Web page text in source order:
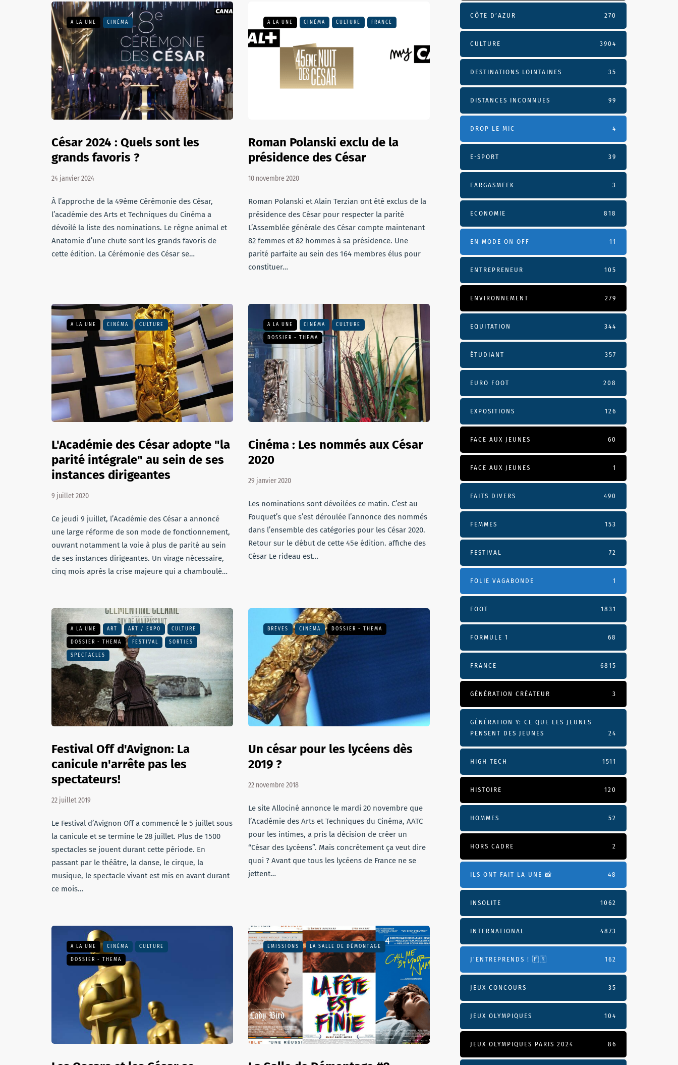
A LA UNE CINÉMA
César 2024 : Quels sont les
grands favoris ?
24 janvier 2024
À l’approche de la 49ème Cérémonie des César,
l’académie des Arts et Techniques du Cinéma a
dévoilé la liste des nominations. Le règne animal et
Anatomie d’une chute sont les grands favoris de
cette édition. La Cérémonie des César se…
A LA UNE CINÉMA CULTURE FRANCE
Roman Polanski exclu de la
présidence des César
10 novembre 2020
Roman Polanski et Alain Terzian ont été exclus de la
présidence des César pour respecter la parité
L’Assemblée générale des César compte maintenant
82 femmes et 82 hommes à sa présidence. Une
parité parfaite au sein des 164 membres élus pour
constituer…
A LA UNE CINÉMA CULTURE
L'Académie des César adopte "la
parité intégrale" au sein de ses
instances dirigeantes
9 juillet 2020
Ce jeudi 9 juillet, l’Académie des César a annoncé
une large réforme de son mode de fonctionnement,
ouvrant notamment la voie à plus de parité au sein
de ses instances dirigeantes. Un virage nécessaire,
cinq mois après la crise majeure qui a chamboulé…
A LA UNE CINÉMA CULTURE
DOSSIER - THEMA
Cinéma : Les nommés aux César
2020
29 janvier 2020
Les nominations sont dévoilées ce matin. C’est au
Fouquet’s que s’est déroulée l’annonce des nommés
dans l’ensemble des catégories pour les César 2020.
Retour sur le début de cette 45e édition. affiche des
César Le rideau est…
A LA UNE ART ART / EXPO CULTURE
DOSSIER - THEMA FESTIVAL SORTIES
SPECTACLES
Festival Off d'Avignon: La
canicule n'arrête pas les
spectateurs!
22 juillet 2019
Le Festival d’Avignon Off a commencé le 5 juillet sous
la canicule et se termine le 28 juillet. Plus de 1500
spectacles se jouent durant cette période. En
passant par le théâtre, la danse, le cirque, la
musique, le spectacle vivant est mis en avant durant
ce mois…
BRÈVES CINÉMA DOSSIER - THEMA
Un césar pour les lycéens dès
2019 ?
22 novembre 2018
Le site Allociné annonce le mardi 20 novembre que
l’Académie des Arts et Techniques du Cinéma, AATC
pour les intimes, a pris la décision de créer un
“César des Lycéens”. Mais concrètement ça veut dire
quoi ? Avant que tous les lycéens de France ne se
jettent…
A LA UNE CINÉMA CULTURE
DOSSIER - THEMA
EMISSIONS LA SALLE DE DÉMONTAGE
CÔTE D’AZUR 270
CULTURE 3904
DESTINATIONS LOINTAINES 35
DISTANCES INCONNUES 99
DROP LE MIC 4
E-SPORT 39
EARGASMEEK 3
ECONOMIE 818
EN MODE ON OFF 11
ENTREPRENEUR 105
ENVIRONNEMENT 279
EQUITATION 344
ÉTUDIANT 357
EURO FOOT 208
EXPOSITIONS 126
FACE AUX JEUNES 60
FACE AUX JEUNES 1
FAITS DIVERS 490
FEMMES 153
FESTIVAL 72
FOLIE VAGABONDE 1
FOOT 1831
FORMULE 1 68
FRANCE 6815
GÉNÉRATION CRÉATEUR 3
GÉNÉRATION Y: CE QUE LES JEUNES
PENSENT DES JEUNES
24
HIGH TECH 1511
HISTOIRE 120
HOMMES 52
HORS CADRE 2
ILS ONT FAIT LA UNE 📸 48
INSOLITE 1062
INTERNATIONAL 4873
J'ENTREPRENDS ! 🇫🇷 162
JEUX CONCOURS 35
JEUX OLYMPIQUES 104
JEUX OLYMPIQUES PARIS 2024 86